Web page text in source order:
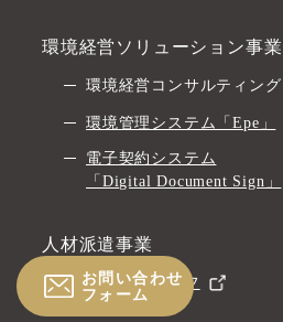
お問い合わせ
フォーム
環境経営ソリューション事業
環境経営コンサルティング
環境管理システム「Epe」
電子契約システム
「Digital Document Sign」
人材派遣事業
クレバスタッフ